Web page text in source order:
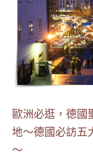
歐洲必逛，德國
地～德國必訪五
～